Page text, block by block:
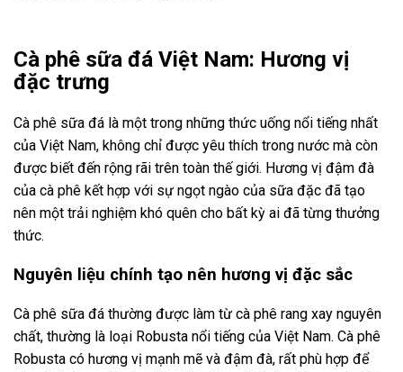
Cà phê sữa đá Việt Nam: Hương vị
đặc trưng
Cà phê sữa đá là một trong những thức uống nổi tiếng nhất
của Việt Nam, không chỉ được yêu thích trong nước mà còn
được biết đến rộng rãi trên toàn thế giới. Hương vị đậm đà
của cà phê kết hợp với sự ngọt ngào của sữa đặc đã tạo
nên một trải nghiệm khó quên cho bất kỳ ai đã từng thưởng
thức.
Nguyên liệu chính tạo nên hương vị đặc sắc
Cà phê sữa đá thường được làm từ cà phê rang xay nguyên
chất, thường là loại Robusta nổi tiếng của Việt Nam. Cà phê
Robusta có hương vị mạnh mẽ và đậm đà, rất phù hợp để